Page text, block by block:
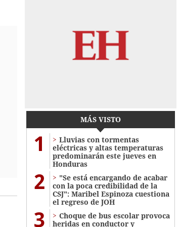
MÁS VISTO
1
Lluvias con tormentas
eléctricas y altas temperaturas
predominarán este jueves en
Honduras
2
"Se está encargando de acabar
con la poca credibilidad de la
CSJ": Maribel Espinoza cuestiona
el regreso de JOH
3
Choque de bus escolar provoca
heridas en conductor y